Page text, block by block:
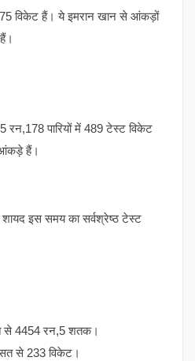
विकेट हैं। ये इमरान खान से आंकड़ों
रन,178 पारियों में 489 टेस्ट विकेट
हैं।
इस समय का सर्वश्रेष्ठ टेस्ट
से 4454 रन,5 शतक।
से 233 विकेट।